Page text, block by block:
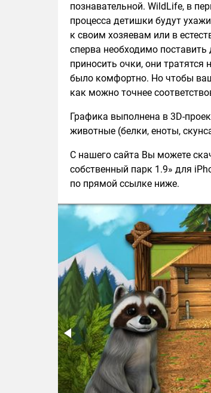
познавательной. WildLife, в
процесса детишки будут
к своим хозяевам или в
сперва необходимо
приносить очки, они
было комфортно. Но чтобы
как можно точнее
Графика выполнена в 3D-
животные (белки, еноты,
С нашего сайта Вы можете
собственный парк 1.9» для
по прямой ссылке ниже.